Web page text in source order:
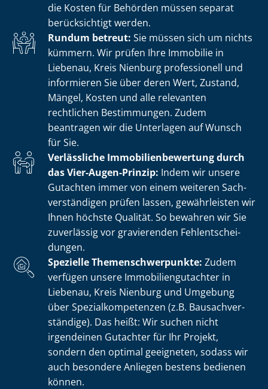
die Kosten für Behörden müssen separat
berücksichtigt werden.
Rundum betreut: Sie müssen sich um nichts
kümmern. Wir prüfen Ihre Immobilie in
Liebenau, Kreis Nienburg professionell und
informieren Sie über deren Wert, Zustand,
Mängel, Kosten und alle relevanten
rechtlichen Bestimmungen. Zudem
beantragen wir die Unterlagen auf Wunsch
für Sie.
Verlässliche Im­mo­bi­li­en­be­wer­tung durch
das Vier-Augen-Prinzip: Indem wir unsere
Gutachten immer von einem weiteren Sach­
ver­stän­di­gen prüfen lassen, gewährleisten wir
Ihnen höchste Qualität. So bewahren wir Sie
zuverlässig vor gravierenden Fehl­ent­schei­
dun­gen.
Spezielle The­men­schwer­punk­te: Zudem
verfügen unsere Im­mo­bi­li­en­gut­ach­ter in
Liebenau, Kreis Nienburg und Umgebung
über Spe­zi­al­kom­pe­ten­zen (z.B. Bau­sach­ver­
stän­di­ge). Das heißt: Wir suchen nicht
irgendeinen Gutachter für Ihr Projekt,
sondern den optimal geeigneten, sodass wir
auch besondere Anliegen bestens bedienen
können.